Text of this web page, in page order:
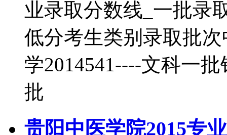
业录取分数线_一批录
低分考生类别录取批
学2014541----文科一
批
贵阳中医学院2015专